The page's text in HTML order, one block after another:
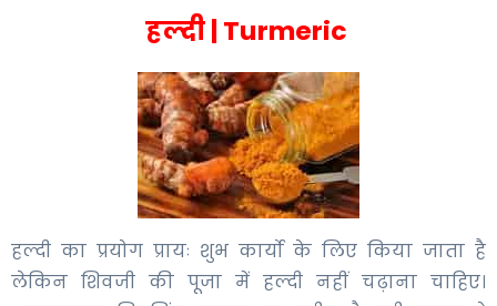
हल्‍दी | Turmeric
हल्दी का प्रयोग प्रायः शुभ कार्यो के लिए किया जाता है
लेकिन शिवजी की पूजा में हल्दी नहीं चढ़ाना चाहिए।